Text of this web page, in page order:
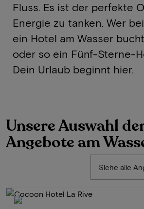
Fluss. Es ist der perfekte
Energie zu tanken. Wer
ein Hotel am Wasser
oder so ein Fünf-Sterne-
Dein Urlaub beginnt hier.
Unsere Auswahl
Angebote am
Siehe alle